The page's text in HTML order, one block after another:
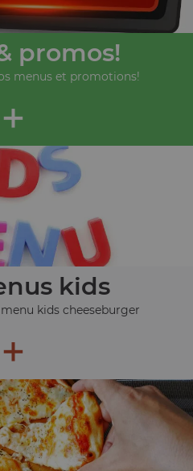
promos!
menus et promotions!
+
kids
kids cheeseburger
+